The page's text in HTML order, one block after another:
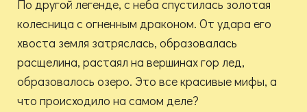
По другой легенде, с неба спустилась золотая
колесница с огненным драконом. От удара его
хвоста земля затряслась, образовалась
расщелина, растаял на вершинах гор лед,
образовалось озеро. Это все красивые мифы, а
что происходило на самом деле?